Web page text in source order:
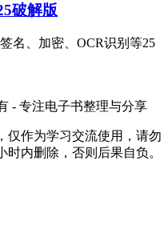
破解版
名、加密、OCR识别等25
- 专注电子书整理与分享
仅作为学习交流使用，请勿
内删除，否则后果自负。